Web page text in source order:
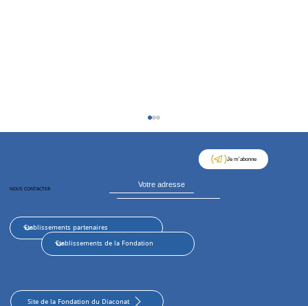
sport, de liens et de convivialité
Site de la Fondation du Diaconat
NOUS CONTACTER
Je m'abonne